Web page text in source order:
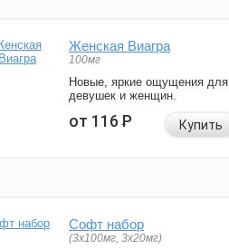
Женская Виагра
100мг
Новые, яркие ощущения для
девушек и женщин.
от 116Р Купить
Софт набор
(3x100мг, 3x20мг)